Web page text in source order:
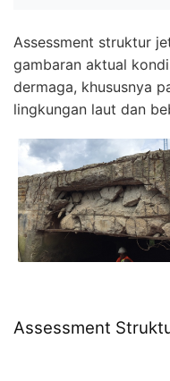
Assessment struktur
gambaran aktual
dermaga, khususnya
lingkungan laut dan
Assessment